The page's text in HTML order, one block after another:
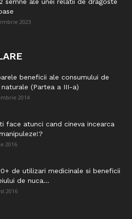
2023
beneficii ale consumului de
naturale (Partea a III-a)
2014
face atunci cand cineva incearca
2016
de utilizari medicinale si beneficii
de nuca...
2016